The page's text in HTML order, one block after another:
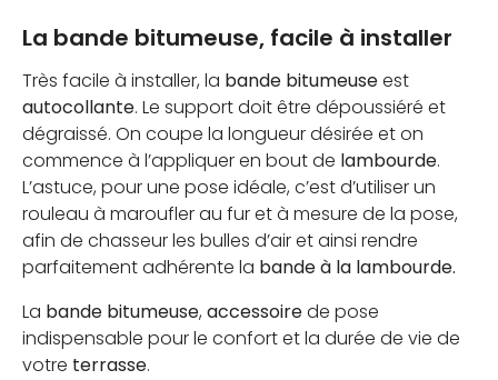
La bande bitumeuse, facile à installer
Très facile à installer, la bande bitumeuseest
autocollante. Le support doit être dépoussiéré et
dégraissé. On coupe la longueur désirée et on
commence à l’appliquer en bout de lambourde.
L’astuce, pour une pose idéale, c’est d’utiliser un
rouleau à maroufler au fur et à mesure de la pose,
afin de chasseur les bulles d’air et ainsi rendre
parfaitement adhérente la bande à la lambourde.
La bande bitumeuse, accessoirede pose
indispensable pour le confort et la durée de vie de
votre terrasse.